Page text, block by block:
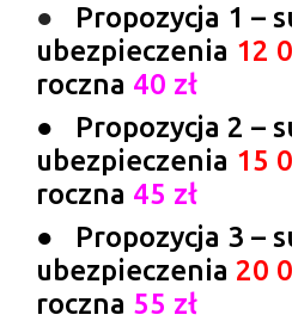
●
Propozycja 1 –
ubezpieczenia 12
roczna 40 zł
● Propozycja 2 –
ubezpieczenia 15
roczna 45 zł
● Propozycja 3 –
ubezpieczenia 20
roczna 55 zł